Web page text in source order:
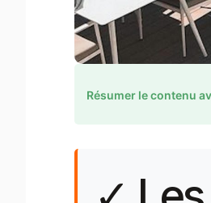
Résumer le contenu